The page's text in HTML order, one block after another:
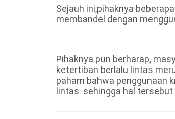
Sejauh ini,pihaknya
membandel dengan
Pihaknya pun berharap,
ketertiban berlalu lintas
paham bahwa penggunaan
lintas sehingga hal